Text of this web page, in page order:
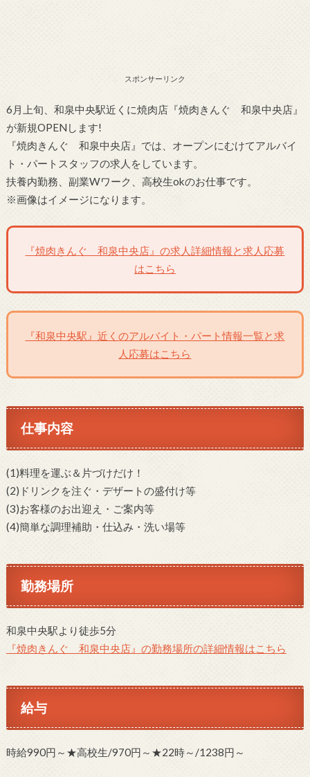
スポンサーリンク
6月上旬、和泉中央駅近くに焼肉店『焼肉きんぐ 和泉中央店』
が新規OPENします!
『焼肉きんぐ 和泉中央店』では、オープンにむけてアルバイ
ト・パートスタッフの求人をしています。
扶養内勤務、副業Wワーク、高校生okのお仕事です。
※画像はイメージになります。
『焼肉きんぐ 和泉中央店』の求人詳細情報と求人応募
はこちら
『和泉中央駅』近くのアルバイト・パート情報一覧と求
人応募はこちら
仕事内容
(1)料理を運ぶ＆片づけだけ！
(2)ドリンクを注ぐ・デザートの盛付け等
(3)お客様のお出迎え・ご案内等
(4)簡単な調理補助・仕込み・洗い場等
勤務場所
和泉中央駅より徒歩5分
『焼肉きんぐ 和泉中央店』の勤務場所の詳細情報はこちら
給与
時給990円～★高校生/970円～★22時～/1238円～